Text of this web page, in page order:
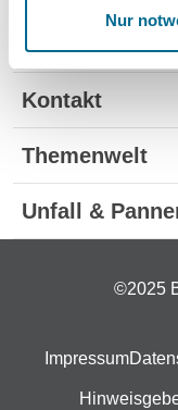
Nur
Standorte
Kontakt
Themenwelt
Unfall &
©2025
Impressum